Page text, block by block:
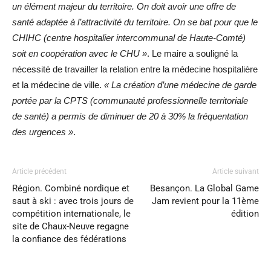
un élément majeur du territoire. On doit avoir une offre de
santé adaptée à l’attractivité du territoire. On se bat pour que le
CHIHC (centre hospitalier intercommunal de Haute-Comté)
soit en coopération avec le CHU ». Le maire a souligné la
nécessité de travailler la relation entre la médecine hospitalière
et la médecine de ville. « La création d’une médecine de garde
portée par la CPTS (communauté professionnelle territoriale
de santé) a permis de diminuer de 20 à 30% la fréquentation
des urgences ».
Article précédent
Région. Combiné nordique et
saut à ski : avec trois jours de
compétition internationale, le
site de Chaux-Neuve regagne
la confiance des fédérations
Article suivant
Besançon. La Global Game
Jam revient pour la 11ème
édition